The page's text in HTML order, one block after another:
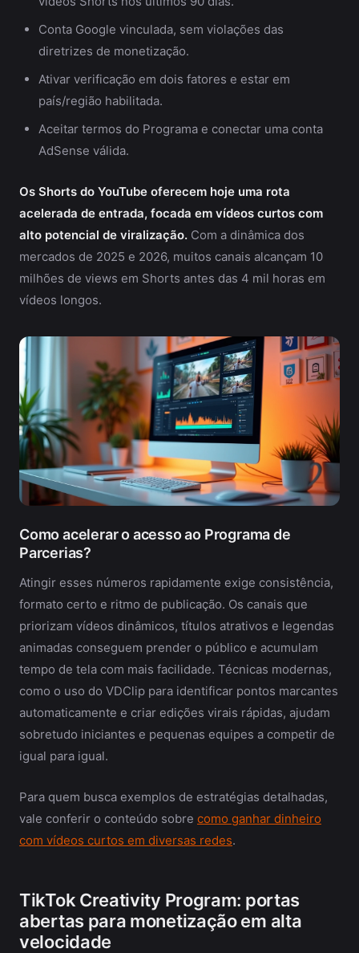
Conta Google vinculada, sem violações das
diretrizes de monetização.
Ativar verificação em dois fatores e estar em
país/região habilitada.
Aceitar termos do Programa e conectar uma conta
AdSense válida.
Os Shorts do YouTube oferecem hoje uma rota
acelerada de entrada, focada em vídeos curtos com
alto potencial de viralização. Com a dinâmica dos
mercados de 2025 e 2026, muitos canais alcançam 10
milhões de views em Shorts antes das 4 mil horas em
vídeos longos.
Como acelerar o acesso ao Programa de
Parcerias?
Atingir esses números rapidamente exige consistência,
formato certo e ritmo de publicação. Os canais que
priorizam vídeos dinâmicos, títulos atrativos e legendas
animadas conseguem prender o público e acumulam
tempo de tela com mais facilidade. Técnicas modernas,
como o uso do VDClip para identificar pontos marcantes
automaticamente e criar edições virais rápidas, ajudam
sobretudo iniciantes e pequenas equipes a competir de
igual para igual.
Para quem busca exemplos de estratégias detalhadas,
vale conferir o conteúdo sobre como ganhar dinheiro
com vídeos curtos em diversas redes.
TikTok Creativity Program: portas
abertas para monetização em alta
velocidade